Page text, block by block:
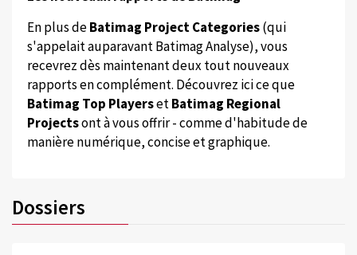
En plus deBatimag Project Categories(qui
s'appelait auparavant Batimag Analyse), vous
recevrez dès maintenant deux tout nouveaux
rapports en complément. Découvrez ici ce que
Batimag Top PlayersetBatimag Regional
Projectsont à vous offrir - comme d'habitude de
manière numérique, concise et graphique.
Dossiers